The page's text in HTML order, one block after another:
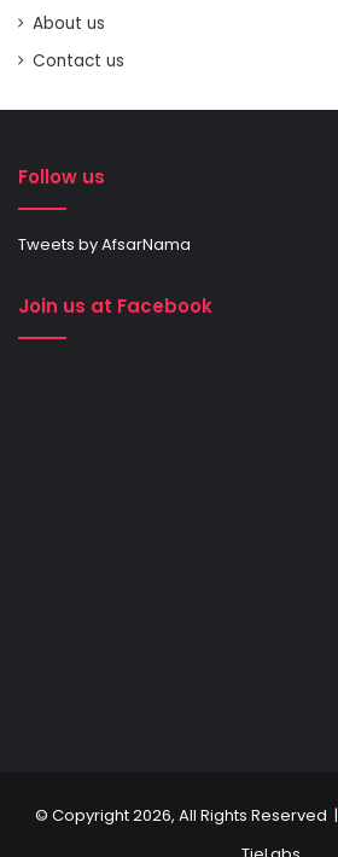
About us
Contact us
Follow us
Tweets by AfsarNama
Join us at Facebook
© Copyright 2026, All Rights Reserved |